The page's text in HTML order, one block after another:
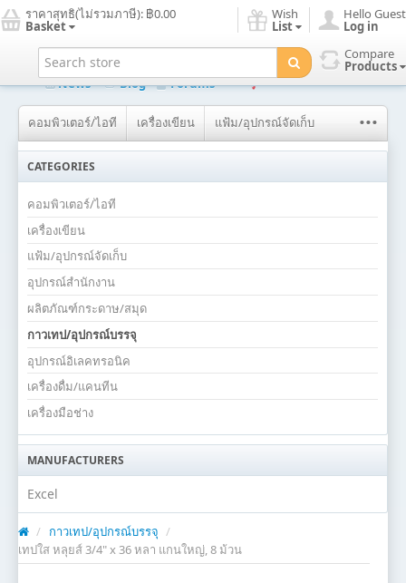
ราคาสุทธิ(ไม่รวมภาษี): ฿0.00
Basket
Hello Guest
Log in
Wish
List
Compare
Products
Home page New products
Contact us
News
Blog Forums
คอมพิวเตอร์/ไอที เครื่องเขียน แฟ้ม/อุปกรณ์จัดเก็บ ...
CATEGORIES
คอมพิวเตอร์/ไอที
เครื่องเขียน
แฟ้ม/อุปกรณ์จัดเก็บ
อุปกรณ์สำนักงาน
ผลิตภัณฑ์กระดาษ/สมุด
กาวเทป/อุปกรณ์บรรจุ
อุปกรณ์อิเลคทรอนิค
เครื่องดื่ม/แคนทีน
เครื่องมือช่าง
MANUFACTURERS
Excel
/ กาวเทป/อุปกรณ์บรรจุ /
เทปใส หลุยส์ 3/4" x 36 หลา แกนใหญ่, 8 ม้วน